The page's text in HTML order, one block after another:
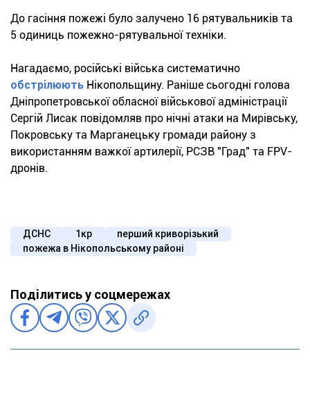
До гасіння пожежі було залучено 16 рятувальників та
5 одиниць пожежно-рятувальної техніки.
Нагадаємо, російські війська систематично
обстрілюють Нікопольщину. Раніше сьогодні голова
Дніпропетровської обласної військової адміністрації
Сергій Лисак повідомляв про нічні атаки на Мирівську,
Покровську та Марганецьку громади району з
використанням важкої артилерії, РСЗВ "Град" та FPV-
дронів.
ДСНС 1кр
перший криворізький
пожежа в Нікопольському районі
Поділитись у соцмережах